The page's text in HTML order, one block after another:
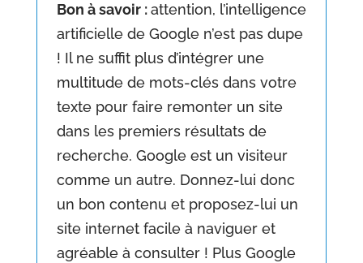
Bon à savoir :attention, l’intelligence
artificielle de Google n’est pas dupe
! Il ne suffit plus d’intégrer une
multitude de mots-clés dans votre
texte pour faire remonter un site
dans les premiers résultats de
recherche. Google est un visiteur
comme un autre. Donnez-lui donc
un bon contenu et proposez-lui un
site internet facile à naviguer et
agréable à consulter ! Plus Google